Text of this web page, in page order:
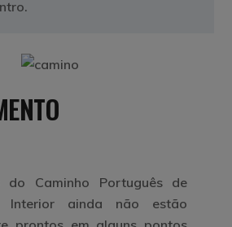
do Caminho Português de
Interior ainda não estão